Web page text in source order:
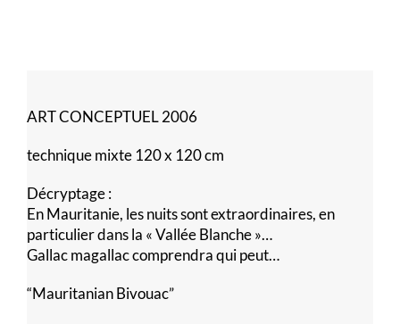
ART CONCEPTUEL 2006
technique mixte 120 x 120 cm
Décryptage :
En Mauritanie, les nuits sont extraordinaires, en
particulier dans la « Vallée Blanche »…
Gallac magallac comprendra qui peut…
“Mauritanian Bivouac”